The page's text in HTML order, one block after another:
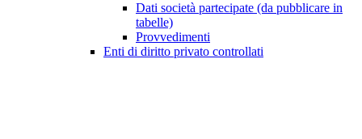
Dati società partecipate (da pubblicare in
tabelle)
Provvedimenti
Enti di diritto privato controllati